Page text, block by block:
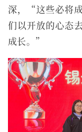
深，“这些必将
们以开放的心态
成长。”